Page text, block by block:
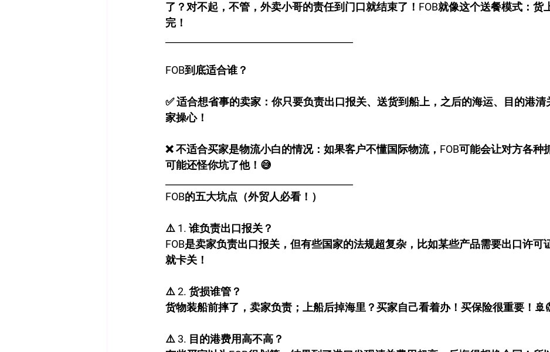
了？对不起，不管，外卖小哥的责任到门口就结束了！FOB就像这个送餐模式：货
完！
FOB到底适合谁？
✅ 适合想省事的卖家：你只要负责出口报关、送货到船上，之后的海运、目的港清
家操心！
❌ 不适合买家是物流小白的情况：如果客户不懂国际物流，FOB可能会让对方各种
可能还怪你坑了他！😅
FOB的五大坑点（外贸人必看！）
⚠️ 1. 谁负责出口报关？
FOB是卖家负责出口报关，但有些国家的法规超复杂，比如某些产品需要出口许可
就卡关！
⚠️ 2. 货损谁管？
货物装船前摔了，卖家负责；上船后掉海里？买家自己看着办！买保险很重要！
⚠️ 3. 目的港费用高不高？